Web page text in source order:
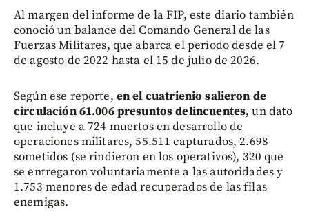
Al margen del informe de la FIP, este diario también
conoció un balance del Comando General de las
Fuerzas Militares, que abarca el periodo desde el 7
de agosto de 2022 hasta el 15 de julio de 2026.
Según ese reporte, en el cuatrienio salieron de
circulación 61.006 presuntos delincuentes,un dato
que incluye a 724 muertos en desarrollo de
operaciones militares, 55.511 capturados, 2.698
sometidos (se rindieron en los operativos), 320 que
se entregaron voluntariamente a las autoridades y
1.753 menores de edad recuperados de las filas
enemigas.